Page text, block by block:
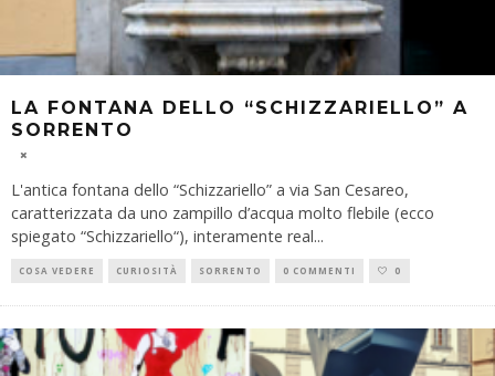
LA FONTANA DELLO “SCHIZZARIELLO” A
SORRENTO
L'antica fontana dello “Schizzariello” a via San Cesareo,
caratterizzata da uno zampillo d’acqua molto flebile (ecco
spiegato “Schizzariello“), interamente real...
COSA VEDERE CURIOSITÀ SORRENTO 0 COMMENTI 0